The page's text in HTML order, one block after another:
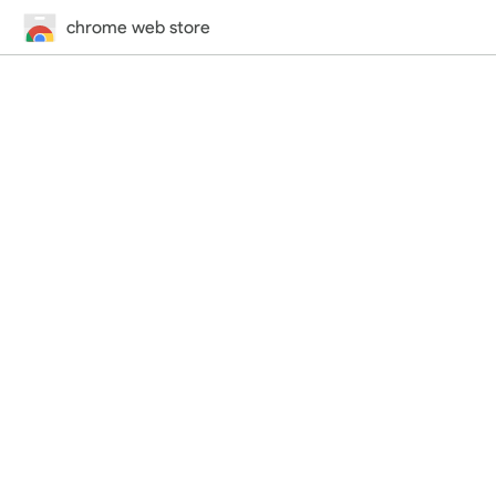
chrome web store